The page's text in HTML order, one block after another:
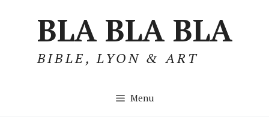
contenuBLA BLA BLA
BIBLE, LYON & ART
Menu